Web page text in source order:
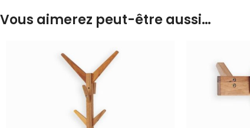
Vous aimerez peut-être aussi…